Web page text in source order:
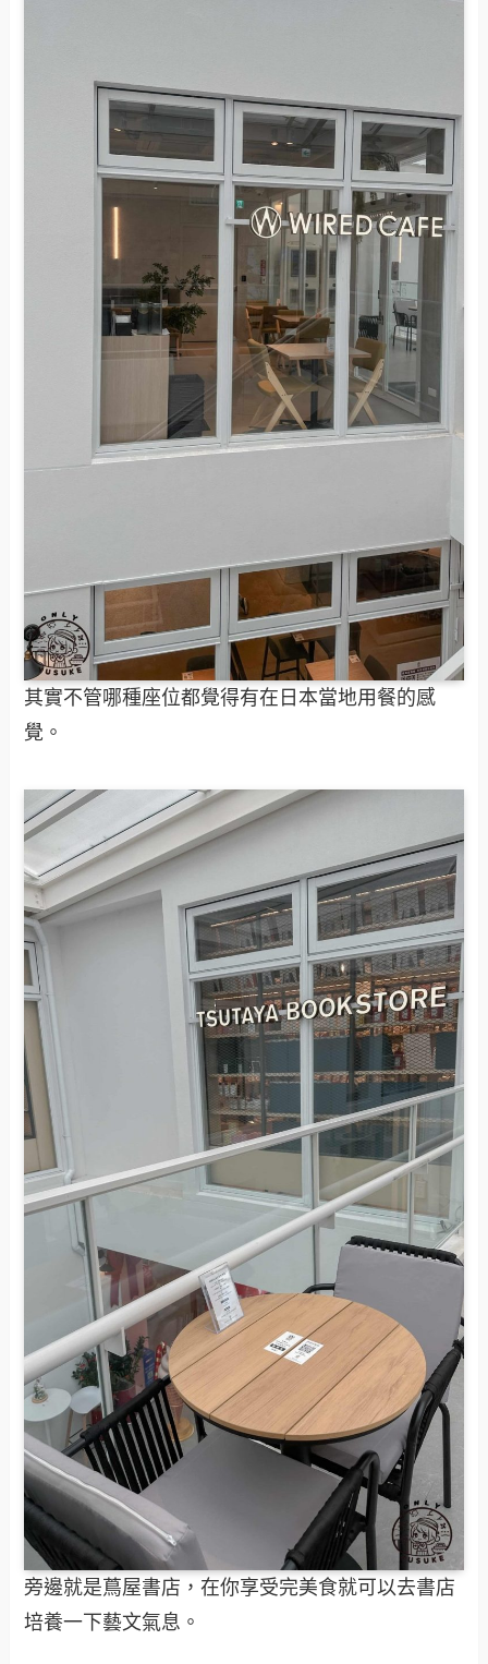
其實不管哪種座位都覺得有在日本當地用餐的感
覺。
旁邊就是蔦屋書店，在你享受完美食就可以去書店
培養一下藝文氣息。